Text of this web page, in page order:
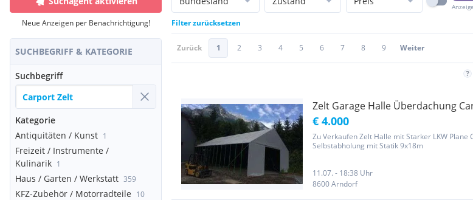
Neue Anzeigen per Benachrichtigung!
SUCHBEGRIFF & KATEGORIE
Suchbegriff
Kategorie
Antiquitäten / Kunst 1
Freizeit / Instrumente /
Kulinarik 1
Haus / Garten / Werkstatt 359
KFZ-Zubehör / Motorradteile 10
Filter zurücksetzen
Zurück 1 2 3 4 5 6 7 8 9 Weiter
Zelt Garage Halle Überdachung
€ 4.000
Zu Verkaufen Zelt Halle mit Starker LKW Plane
Selbstabholung mit Statik 9x18m
11.07. - 18:38 Uhr
8600 Arndorf